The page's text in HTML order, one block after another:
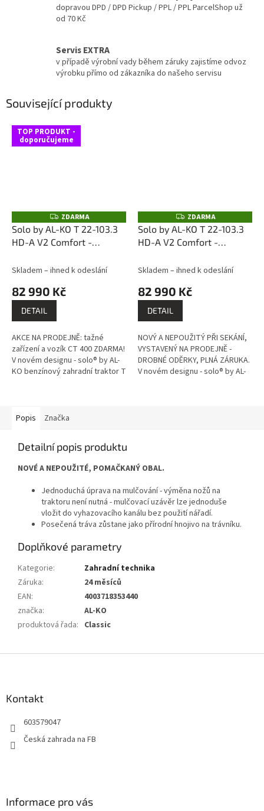
dopravou DPD / DPD Pickup / PPL / PPL ParcelShop už
od 70 Kč
Servis EXTRA
v případě výrobní vady během záruky zajistíme odvoz
výrobku přímo od zákazníka do našeho servisu
Související produkty
TOP PRODUKT -
doporučujeme
Z
D
A
R
ZDARMA
Solo by AL-KO T 22-103.3
HD-A V2 Comfort -
sestavevíme /
naší dopravou se
zaškolením obsluhy do
100 km od Litomyšle a to
vše ZDARMA!
Skladem – ihned k odeslání
82 990 Kč
DETAIL
AKCE NA PRODEJNĚ: tažné
zařízení a vozík CT 400 ZDARMA!
V novém designu - solo® by AL-
KO benzínový zahradní traktor T
Z
D
A
R
ZDARMA
Solo by AL-KO T 22-103.3
HD-A V2 Comfort -
(vystavený kus)
zprovozníme / dovezeme
naší dopravou se
zaškolením obsluhy do
100 km od Litomyšle a to
vše ZDARMA!
Skladem – ihned k odeslání
82 990 Kč
DETAIL
NOVÝ A NEPOUŽITÝ PŘI SEKÁNÍ,
VYSTAVENÝ NA PRODEJNĚ -
DROBNÉ ODĚRKY, PLNÁ ZÁRUKA.
V novém designu - solo® by AL-
Popis Značka
Detailní popis produktu
NOVÉ A NEPOUŽITÉ, POMAČKANÝ OBAL.
Jednoduchá úprava na mulčování - výměna nožů na
traktoru není nutná - mulčovací uzávěr lze jednoduše
vložit do vyhazovacího kanálu bez použití nářadí.
Posečená tráva zůstane jako přírodní hnojivo na trávníku.
Doplňkové parametry
Kategorie:
Zahradní technika
Záruka:
24 měsíců
EAN:
4003718353440
značka:
AL-KO
produktová řada: Classic
Kontakt
603579047
Česká zahrada na FB
Informace pro vás